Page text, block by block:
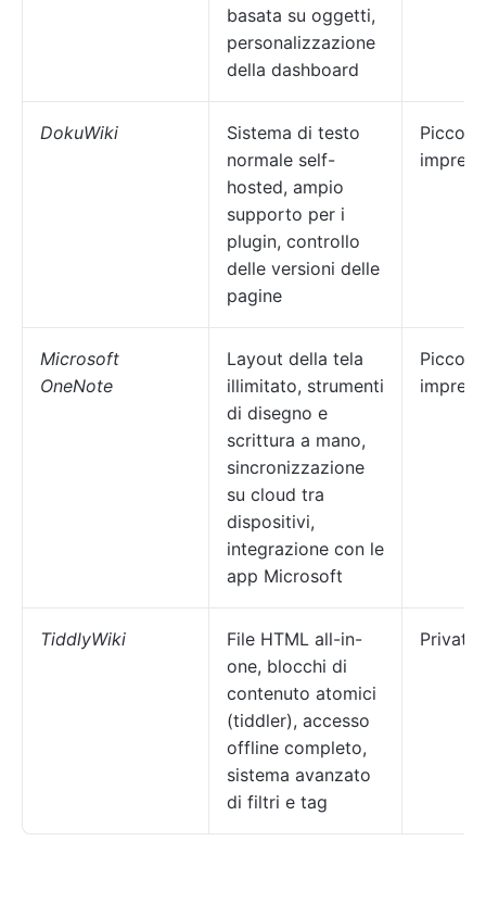
basata su oggetti,
personalizzazione
della dashboard
DokuWiki
Sistema di testo
normale self-
hosted, ampio
supporto per i
plugin, controllo
delle versioni delle
pagine
Piccole
imprese
Microsoft
OneNote
Layout della tela
illimitato, strumenti
di disegno e
scrittura a mano,
sincronizzazione
su cloud tra
dispositivi,
integrazione con le
app Microsoft
Piccole
imprese
TiddlyWiki
File HTML all-in-
one, blocchi di
contenuto atomici
(tiddler), accesso
offline completo,
sistema avanzato
di filtri e tag
Privati